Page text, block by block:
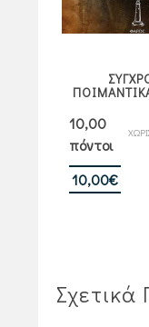
10,00
πόντοι
10,00€
Σχετικά